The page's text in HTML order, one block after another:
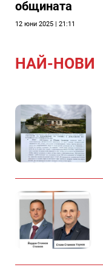
общината
12 юни 2025 | 21:11
НАЙ-НОВИ